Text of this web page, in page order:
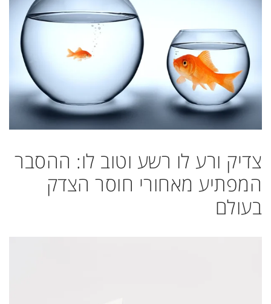
צדיק ורע לו רשע וטוב לו: ההסבר
המפתיע מאחורי חוסר הצדק
בעולם